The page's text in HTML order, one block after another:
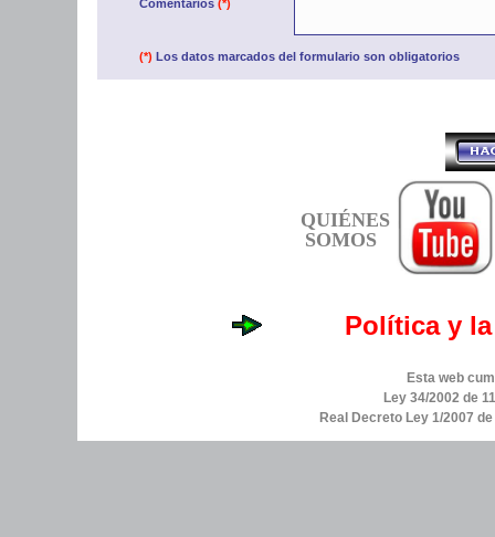
Comentarios (*)
(*) Los datos marcados del formulario son obligatorios
QUIÉNES
SOMOS
Política y
Esta web
Ley 34/2002 de
Real Decreto Ley 1/2007